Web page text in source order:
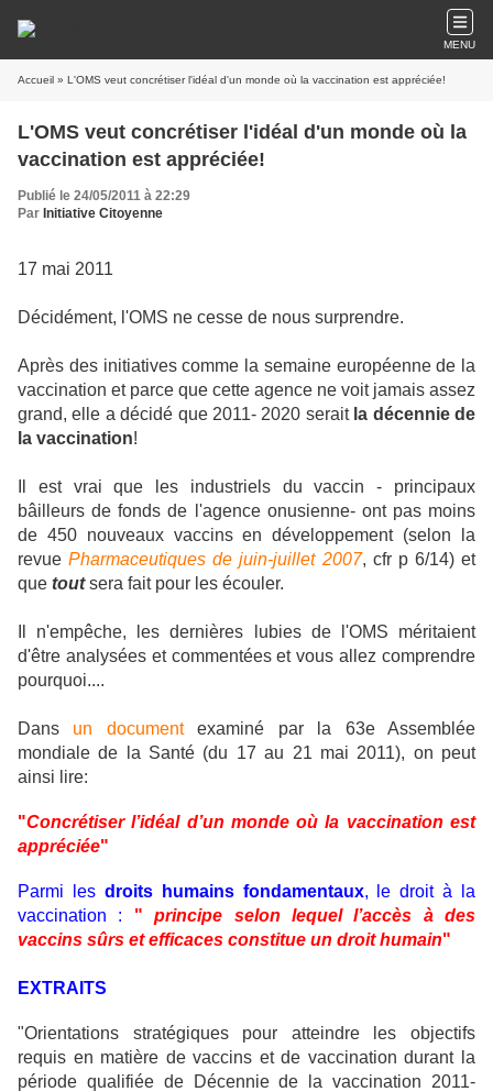
MENU
Accueil » L'OMS veut concrétiser l'idéal d'un monde où la vaccination est appréciée!
L'OMS veut concrétiser l'idéal d'un monde où la
vaccination est appréciée!
Publié le 24/05/2011 à 22:29
Par Initiative Citoyenne
17 mai 2011
Décidément, l'OMS ne cesse de nous surprendre.
Après des initiatives comme la semaine européenne de la
vaccination et parce que cette agence ne voit jamais assez
grand, elle a décidé que 2011- 2020 serait la décennie de
la vaccination!
Il est vrai que les industriels du vaccin - principaux
bâilleurs de fonds de l'agence onusienne- ont pas moins
de 450 nouveaux vaccins en développement (selon la
revuePharmaceutiques de juin-juillet 2007, cfr p 6/14) et
que toutsera fait pour les écouler.
Il n'empêche, les dernières lubies de l'OMS méritaient
d'être analysées et commentées et vous allez comprendre
pourquoi....
Dans un documentexaminé par la 63e Assemblée
mondiale de la Santé (du 17 au 21 mai 2011), on peut
ainsi lire:
"Concrétiser l’idéal d’un monde où la vaccination est
appréciée"
Parmi les droits humains fondamentaux, le droit à la
vaccination :
"principe selon lequel l’accès à des
vaccins sûrs et efficaces constitue un droit humain"
EXTRAITS
"Orientations stratégiques pour atteindre les objectifs
requis en matière de vaccins et de vaccination durant la
période qualifiée de Décennie de la vaccination 2011-